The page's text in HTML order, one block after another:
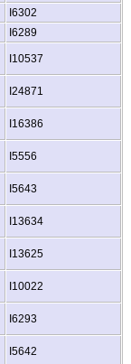
I6302
I6289
I10537
I24871
I16386
I5556
I5643
I13634
I13625
I10022
I6293
I5642